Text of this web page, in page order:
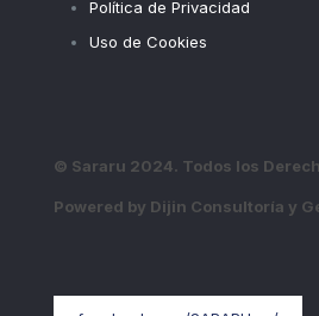
Política de Privacidad
Uso de Cookies
© Sararu 2024. Todos los
Powered by Dijin Consultoría y